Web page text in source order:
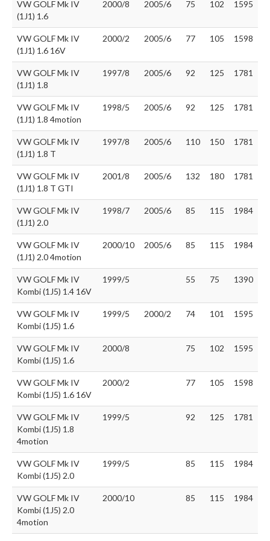
VW GOLF Mk IV
(1J1) 1.6
2000/8 2005/6 75 102 1595
VW GOLF Mk IV
(1J1) 1.6 16V
2000/2 2005/6 77 105 1598
VW GOLF Mk IV
(1J1) 1.8
1997/8 2005/6 92 125 1781
VW GOLF Mk IV
(1J1) 1.8 4motion
1998/5 2005/6 92 125 1781
VW GOLF Mk IV
(1J1) 1.8 T
1997/8 2005/6 110 150 1781
VW GOLF Mk IV
(1J1) 1.8 T GTI
2001/8 2005/6 132 180 1781
VW GOLF Mk IV
(1J1) 2.0
1998/7 2005/6 85 115 1984
VW GOLF Mk IV
(1J1) 2.0 4motion
2000/10 2005/6 85 115 1984
VW GOLF Mk IV
Kombi (1J5) 1.4 16V
1999/5 55 75 1390
VW GOLF Mk IV
Kombi (1J5) 1.6
1999/5 2000/2 74 101 1595
VW GOLF Mk IV
Kombi (1J5) 1.6
2000/8 75 102 1595
VW GOLF Mk IV
Kombi (1J5) 1.6 16V
2000/2 77 105 1598
VW GOLF Mk IV
Kombi (1J5) 1.8
4motion
1999/5 92 125 1781
VW GOLF Mk IV
Kombi (1J5) 2.0
1999/5 85 115 1984
VW GOLF Mk IV
Kombi (1J5) 2.0
4motion
2000/10 85 115 1984